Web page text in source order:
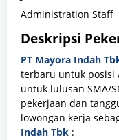
Administration Staff
Deskripsi
PT Mayora Indah
terbaru untuk posisi
untuk lulusan SMA/
pekerjaan dan
lowongan kerja
Indah Tbk :